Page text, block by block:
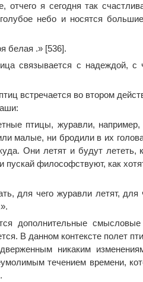
отчего я сегодня так
небо и носятся
белая .» [536].
связывается с надеждой, с
встречается во втором
птицы, журавли, например,
малые, ни бродили в их
Они летят и будут
пускай философствуют, как
для чего журавли летят, для
дополнительные смысловые
В данном контексте полет
никаким
течением времени,